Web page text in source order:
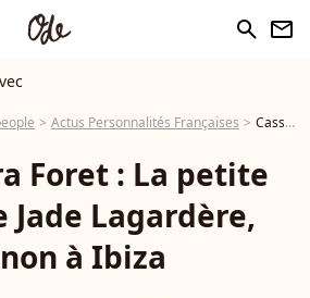
search newsletter
Actus Personnalités Françaises Cassandra Foret : La petite soeur de Jade Lagardère, canon à Ibiza
Foret : La petite
Jade Lagardère,
à Ibiza